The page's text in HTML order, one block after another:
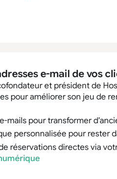
e-mail de vos
et président de
pour améliorer son jeu de
mails pour transformer
personnalisée pour rester
réservations directes via